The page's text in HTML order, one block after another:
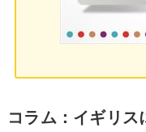
コラム：イギリス